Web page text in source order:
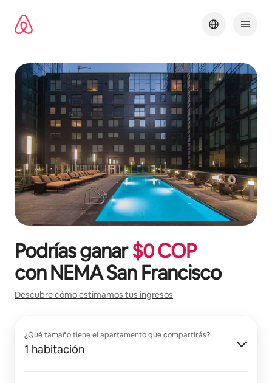
contenido
Podrías ganar$0COP
conNEMA San Francisco
Descubre cómo estimamos tus ingresos
¿Qué tamaño tiene el apartamento que compartirás?
1 habitación